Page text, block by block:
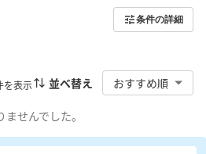
条件の詳細
を表示 並べ替え おすすめ順
せんでした。